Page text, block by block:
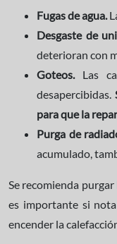
Fugas de agua.
Desgaste de
deterioran con
Goteos.Las
desapercibidas.
para que la
Purga de
acumulado,
Se recomienda
es importante si
encender la